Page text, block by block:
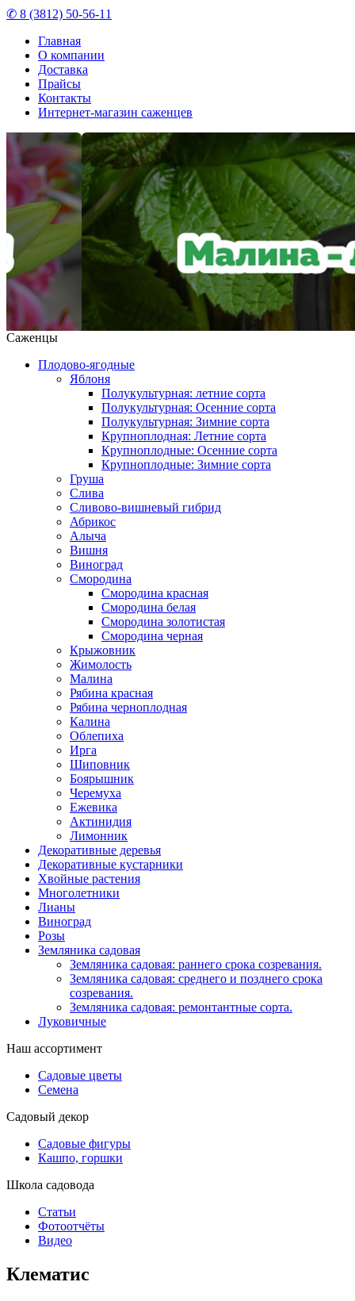
✆ 8 (3812) 50-56-11
Главная
О компании
Доставка
Прайсы
Контакты
Интернет-магазин саженцев
Саженцы
Плодово-ягодные
Яблоня
Полукультурная: летние сорта
Полукультурная: Осенние сорта
Полукультурная: Зимние сорта
Крупноплодная: Летние сорта
Крупноплодные: Осенние сорта
Крупноплодные: Зимние сорта
Груша
Слива
Сливово-вишневый гибрид
Абрикос
Алыча
Вишня
Виноград
Смородина
Смородина красная
Смородина белая
Смородина золотистая
Смородина черная
Крыжовник
Жимолость
Малина
Рябина красная
Рябина черноплодная
Калина
Облепиха
Ирга
Шиповник
Боярышник
Черемуха
Ежевика
Актинидия
Лимонник
Декоративные деревья
Декоративные кустарники
Хвойные растения
Многолетники
Лианы
Виноград
Розы
Земляника садовая
Земляника садовая: раннего срока созревания.
Земляника садовая: среднего и позднего срока
созревания.
Земляника садовая: ремонтантные сорта.
Луковичные
Наш ассортимент
Садовые цветы
Семена
Садовый декор
Садовые фигуры
Кашпо, горшки
Школа садовода
Статьи
Фотоотчёты
Видео
Клематис